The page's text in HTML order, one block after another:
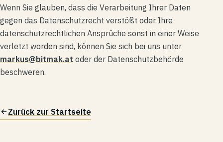
Wenn Sie glauben, dass die Verarbeitung Ihrer Daten
gegen das Datenschutzrecht verstößt oder Ihre
datenschutzrechtlichen Ansprüche sonst in einer Weise
verletzt worden sind, können Sie sich bei uns unter
markus@bitmak.at oder der Datenschutzbehörde
beschweren.
Zurück zur Startseite